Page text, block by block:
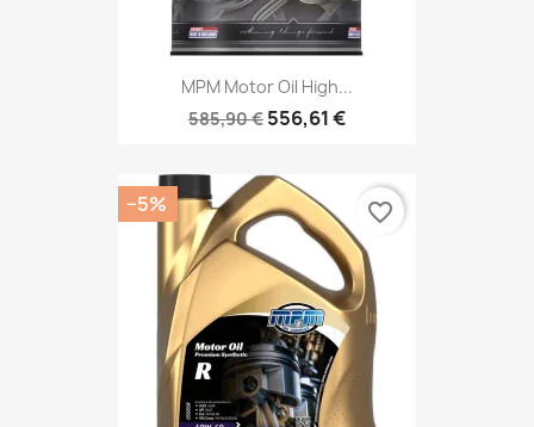
MPM Motor Oil High...
585,90 € 556,61 €
−5% favorite_border